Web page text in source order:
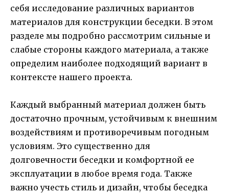
себя исследование различных вариантов
материалов для конструкции беседки. В этом
разделе мы подробно рассмотрим сильные и
слабые стороны каждого материала, а также
определим наиболее подходящий вариант в
контексте нашего проекта.
Каждый выбранный материал должен быть
достаточно прочным, устойчивым к внешним
воздействиям и противоречивым погодным
условиям. Это существенно для
долговечности беседки и комфортной ее
эксплуатации в любое время года. Также
важно учесть стиль и дизайн, чтобы беседка